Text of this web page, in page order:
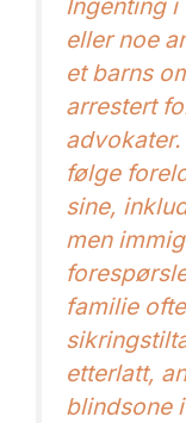
Ingenting i
eller noe
et barns
arrestert
følge
sine,
men
familie
etterlatt,
blindsone